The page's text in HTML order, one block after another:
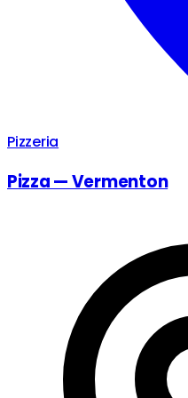
Pizzeria
Pizza — Vermenton